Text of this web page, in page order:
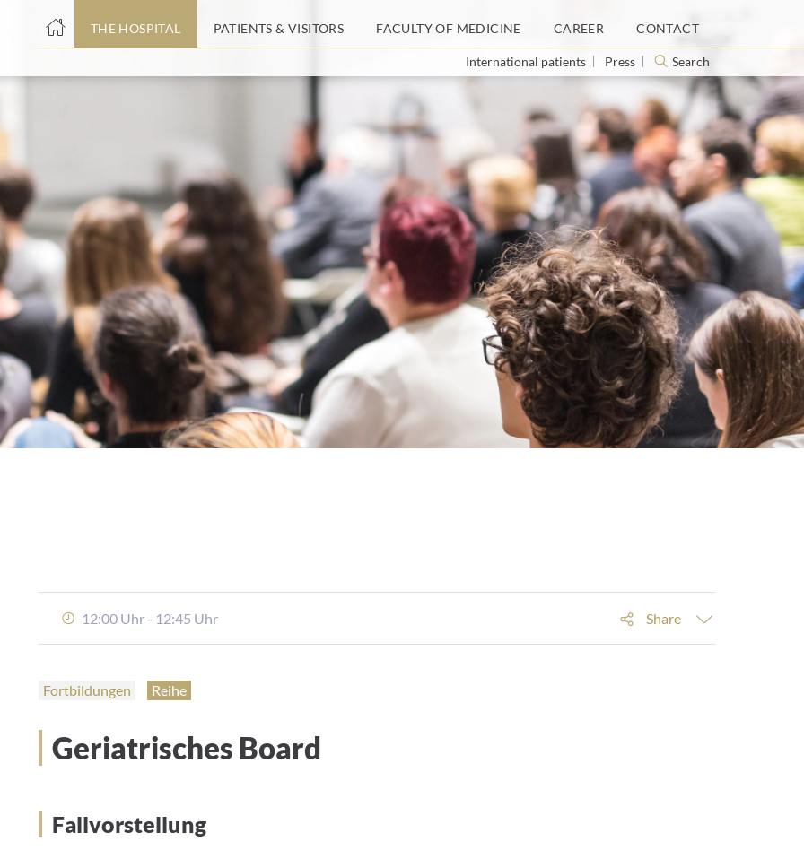
THE HOSPITAL PATIENTS & VISITORS FACULTY OF MEDICINE CAREER CONTACT
International patients Press Search
12:00 Uhr - 12:45 Uhr Share
Fortbildungen Reihe
Geriatrisches Board
Fallvorstellung